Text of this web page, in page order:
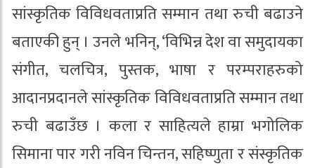
सांस्कृतिक विविधवताप्रति सम्मान तथा रुची बढाउने
बताएकी हुन् । उनले भनिन्, ‘विभिन्न देश वा समुदायका
संगीत, चलचित्र, पुस्तक, भाषा र परम्पराहरुको
आदानप्रदानले सांस्कृतिक विविधवताप्रति सम्मान तथा
रुची बढाउँछ । कला र साहित्यले हाम्रा भगोलिक
सिमाना पार गरी नविन चिन्तन, सहिष्णुता र संस्कृतिक